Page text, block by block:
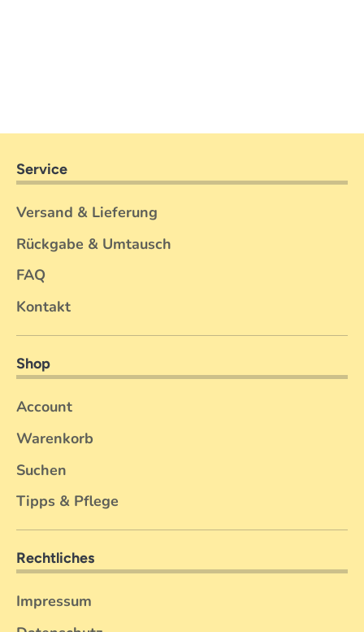
Service
Versand & Lieferung
Rückgabe & Umtausch
FAQ
Kontakt
Shop
Account
Warenkorb
Suchen
Tipps & Pflege
Rechtliches
Impressum